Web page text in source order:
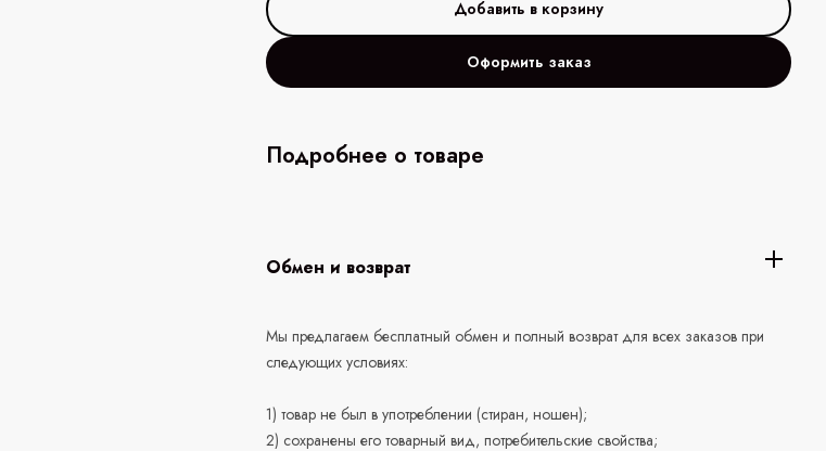
Оформить заказ
Подробнее о товаре
Обмен и возврат
Мы предлагаем бесплатный обмен и полный возврат для всех заказов при
следующих условиях:
1) товар не был в употреблении (стиран, ношен);
2) сохранены его товарный вид, потребительские свойства;